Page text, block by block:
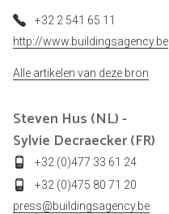
+32 2 541 65 11
http://www.buildingsagency.be
Alle artikelen van deze bron
Steven Hus (NL) -
Sylvie Decraecker (FR)
+32 (0)477 33 61 24
+32 (0)475 80 71 20
press@buildingsagency.be